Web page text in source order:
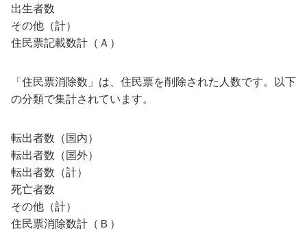
出生者数
その他（計）
住民票記載数計（Ａ）
「住民票消除数」は、住民票を削除された人数です。以下
の分類で集計されています。
転出者数（国内）
転出者数（国外）
転出者数（計）
死亡者数
その他（計）
住民票消除数計（Ｂ）